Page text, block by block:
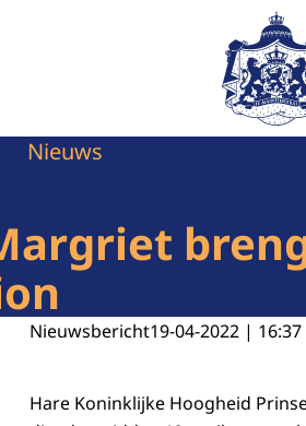
Naar de
Nieuws
Nieuwsbericht19-04-2022 | 16:37
Hare Koninklijke Hoogheid